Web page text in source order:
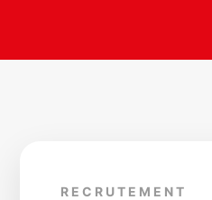
RECRUTEMENT